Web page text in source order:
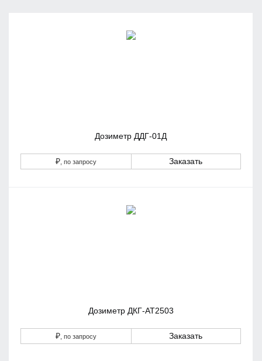
Дозиметр ДДГ-01Д
₽, по запросу Заказать
Дозиметр ДКГ-АТ2503
₽, по запросу Заказать